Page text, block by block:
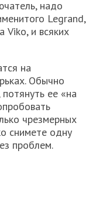
надо
Legrand,
Viko, и всяких
на
Обычно
ее «на
чрезмерных
снимете одну
проблем.